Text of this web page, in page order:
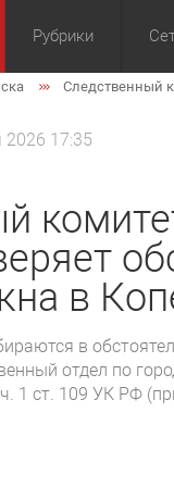
Рубрики
ОбществоСледственный
2026 17:35
в
в
отдел по
1 ст. 109 УК РФ